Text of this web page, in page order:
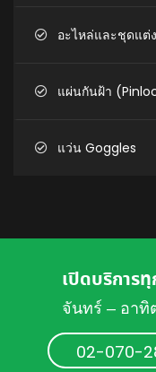
อะไหล่และชุดแต่ง
แผ่นกันฝ้า
แว่น Goggles
เปิดบริการ
จันทร์ – อาทิ
02-070-